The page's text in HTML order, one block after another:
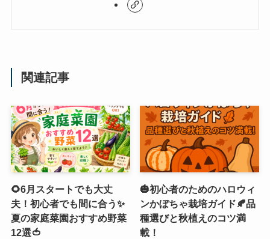
関連記事
🌻6月スタートでも大丈
夫！初心者でも間に合う✨
夏の家庭菜園おすすめ野菜
12選🍅
🎃初心者のためのハロウィ
ンかぼちゃ栽培ガイド🍂品
種選びと秋植えのコツ満
載！